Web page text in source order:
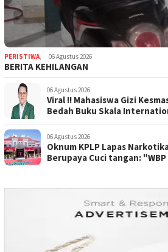
PERISTIWA, 06 Agustus 2026
BERITA KEHILANGAN
06 Agustus 2026
Viral !! Mahasiswa Gizi
Bedah Buku Skala
06 Agustus 2026
Oknum KPLP Lapas
Berupaya Cuci tangan: "WBP Terekam Kamera saat